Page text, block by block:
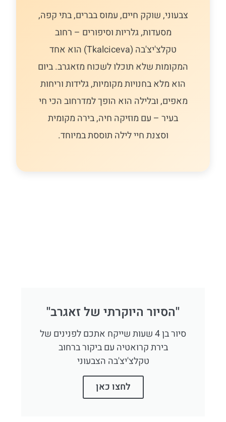
צבעוני, שוקק חיים, עמוס בברים, בתי קפה,
מסעדות, גלריות וסיפורים – רחוב
טקלצ'יצ'בה (Tkalciceva) הוא אחד
המקומות שלא תוכלו לשכוח מזאגרב. ביום
הוא מלא בחנויות מקומיות, גלידות וריחות
מאפים, ובלילה הוא הופך למדרחוב הכי חי
בעיר – עם מוזיקה חיה, בירה מקומית
וסצנת חיי לילה תוססת במיוחד.
''הסיור היוקרתי של זאגרב''
סיור בן 4 שעות שייקח אתכם לפנינים של
בירת קרואטיה עם ביקור ברחוב
טקלצ'יצ'בה הצבעוני
לחצו כאן